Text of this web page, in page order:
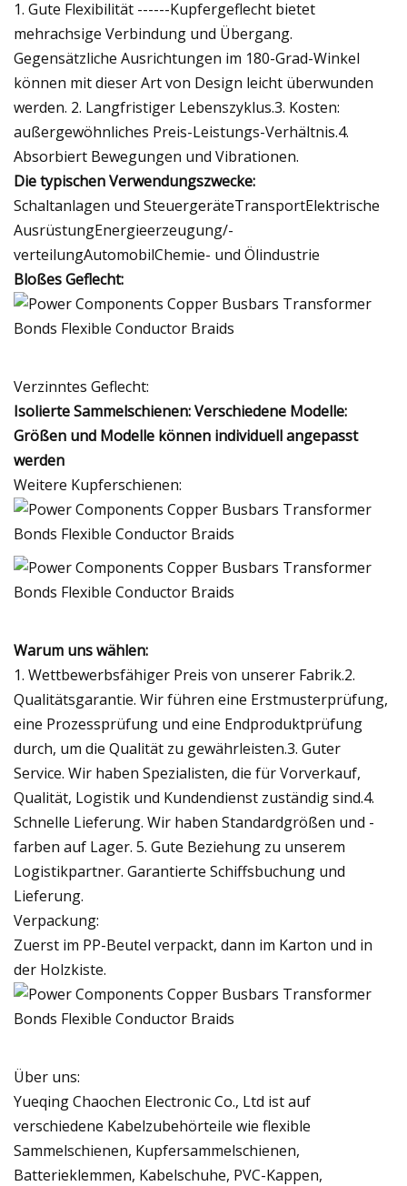
1. Gute Flexibilität ------Kupfergeflecht bietet
mehrachsige Verbindung und Übergang.
Gegensätzliche Ausrichtungen im 180-Grad-Winkel
können mit dieser Art von Design leicht überwunden
werden. 2. Langfristiger Lebenszyklus.3. Kosten:
außergewöhnliches Preis-Leistungs-Verhältnis.4.
Absorbiert Bewegungen und Vibrationen.
Die typischen Verwendungszwecke:
Schaltanlagen und SteuergeräteTransportElektrische
AusrüstungEnergieerzeugung/-
verteilungAutomobilChemie- und Ölindustrie
Bloßes Geflecht:
Verzinntes Geflecht:
Isolierte Sammelschienen: Verschiedene Modelle:
Größen und Modelle können individuell angepasst
werden
Weitere Kupferschienen:
Warum uns wählen:
1. Wettbewerbsfähiger Preis von unserer Fabrik.2.
Qualitätsgarantie. Wir führen eine Erstmusterprüfung,
eine Prozessprüfung und eine Endproduktprüfung
durch, um die Qualität zu gewährleisten.3. Guter
Service. Wir haben Spezialisten, die für Vorverkauf,
Qualität, Logistik und Kundendienst zuständig sind.4.
Schnelle Lieferung. Wir haben Standardgrößen und -
farben auf Lager. 5. Gute Beziehung zu unserem
Logistikpartner. Garantierte Schiffsbuchung und
Lieferung.
Verpackung:
Zuerst im PP-Beutel verpackt, dann im Karton und in
der Holzkiste.
Über uns:
Yueqing Chaochen Electronic Co., Ltd ist auf
verschiedene Kabelzubehörteile wie flexible
Sammelschienen, Kupfersammelschienen,
Batterieklemmen, Kabelschuhe, PVC-Kappen,